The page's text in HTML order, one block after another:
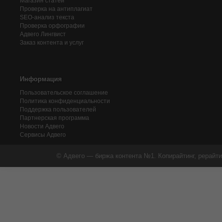
Проверка на антиплагиат
SEO-анализ текста
Проверка орфографии
Адвего Лингвист
Заказ контента и услуг
Информация
Пользовательское соглашение
Политика конфиденциальности
Поддержка пользователей
Партнерская программа
Новости Адвего
Сервисы Адвего
© Адвего — биржа контента №1. Копирайтинг,